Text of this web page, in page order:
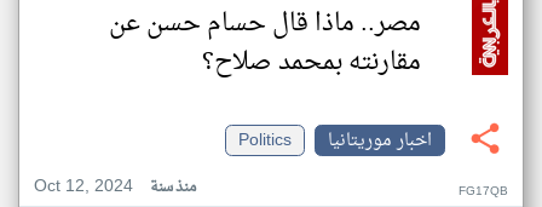
مصر.. ماذا قال حسام حسن عن
مقارنته بمحمد صلاح؟
اخبار موريتانيا
Politics
Oct 12, 2024
منذ سنة FG17QB